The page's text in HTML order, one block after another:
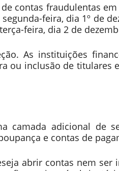
contas fraudulentas
feira, dia 1º de
feira, dia 2 de
As instituições
ou inclusão de titulares
camada adicional de
e contas de
abrir contas nem